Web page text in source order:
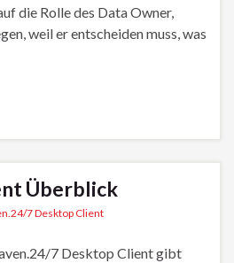
die Rolle des Data Owner,
weil er entscheiden muss, was
Überblick
7 Desktop Client
7 Desktop Client gibt